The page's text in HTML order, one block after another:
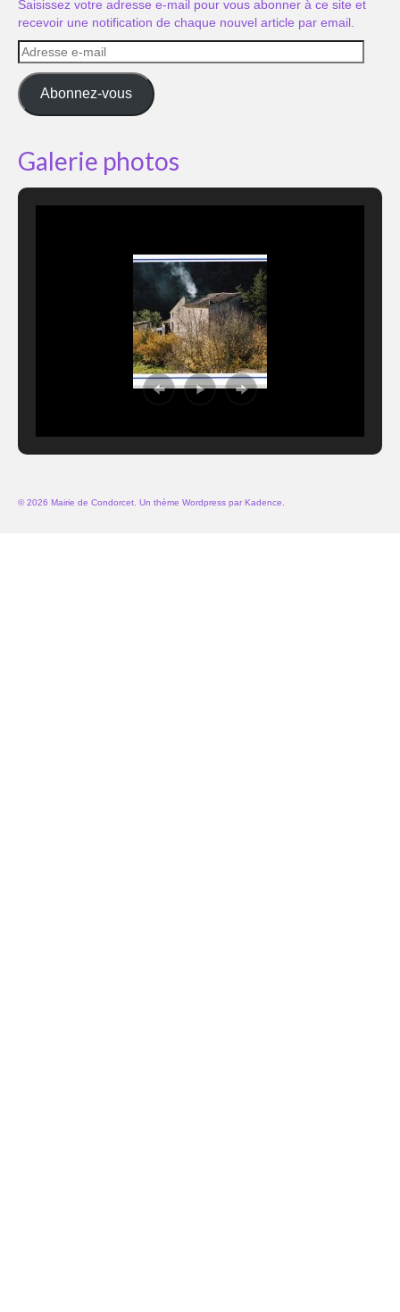
Saisissez votre adresse e-mail pour vous abonner à ce site et
recevoir une notification de chaque nouvel article par email.
Adresse
e-
mail
Abonnez-vous
Galerie photos
© 2026 Mairie de Condorcet. Un thème Wordpress par Kadence.